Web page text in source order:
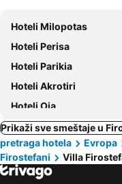
Hoteli Milopotas
Hoteli Perisa
Hoteli Parikia
Hoteli Akrotiri
Hoteli Oia
Prikaži sve smeštaje u
pretraga hotela
Evropa
Firostefani
Villa